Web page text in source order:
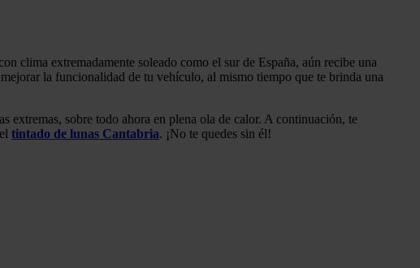
clima extremadamente soleado como el sur de España, aún recibe una
la funcionalidad de tu vehículo, al mismo tiempo que te brinda una
extremas, sobre todo ahora en plena ola de calor. A continuación, te
tintado de lunas Cantabria. ¡No te quedes sin él!